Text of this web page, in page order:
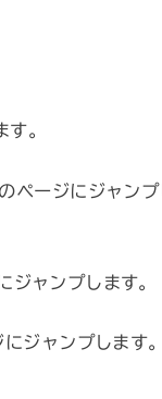
。
ージにジャンプ
ャンプします。
ャンプします。